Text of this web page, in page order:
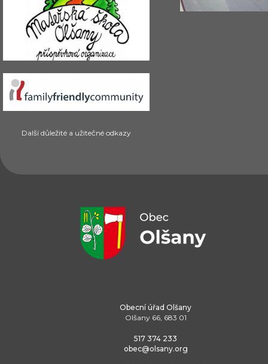
Další důležité a užitečné odkazy
Obecní úřad Olšany
Olšany 66, 683 01
517 374 233
obec@olsany.org